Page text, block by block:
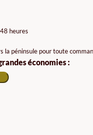
heures
la péninsule pour toute
économies :